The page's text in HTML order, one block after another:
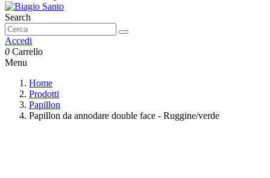
Search
Accedi
0 Carrello
Menu
Home
Prodotti
Papillon
Papillon da annodare double face - Ruggine/verde